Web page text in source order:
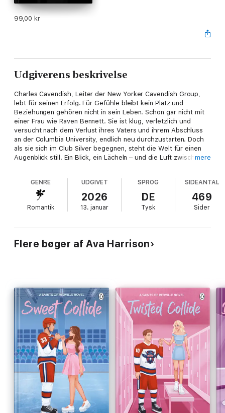
99,00 kr
Udgiverens beskrivelse
Charles Cavendish, Leiter der New Yorker Cavendish Group,
lebt für seinen Erfolg. Für Gefühle bleibt kein Platz und
Beziehungen gehören nicht in sein Leben. Schon gar nicht mit
einer Frau wie Raven Bennett. Sie ist klug, verletzlich und
versucht nach dem Verlust ihres Vaters und ihrem Abschluss
an der Columbia University, endlich neu durchzustarten. Doch
als sie sich im Club Silver begegnen, steht die Welt für einen
Augenblick still. Ein Blick, ein Lächeln – und die Luft zwischen
Er sollte sie vergessen. Sie sollte sich fernhalten. Doch manche
Versuchungen sind zu stark, um ihnen zu entkommen …
Alpha-Boss meets Ambitious-Heroine: Zwischen der
glitzernden Welt eines exklusiven Nachtclubs und der
nach?
mere
GENRE
Romantik
UDGIVET
2026
13. januar
SPROG
DE
Tysk
SIDEANTAL
469
Sider
Flere bøger af Ava Harrison